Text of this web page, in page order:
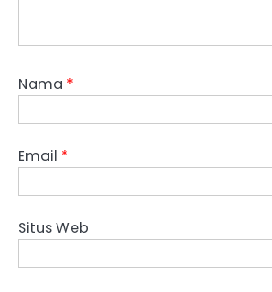
Nama *
Email *
Situs Web